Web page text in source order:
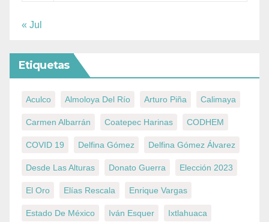
« Jul
Etiquetas
Aculco Almoloya Del Río Arturo Piña Calimaya
Carmen Albarrán Coatepec Harinas CODHEM
COVID 19 Delfina Gómez Delfina Gómez Álvarez
Desde Las Alturas Donato Guerra Elección 2023
El Oro Elías Rescala Enrique Vargas
Estado De México Iván Esquer Ixtlahuaca